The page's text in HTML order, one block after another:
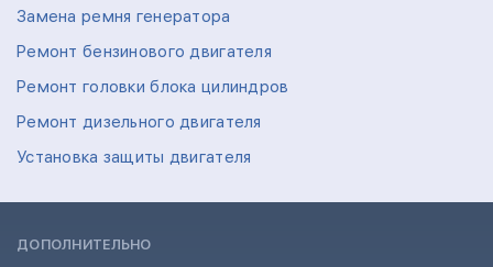
Замена ремня генератора
Ремонт бензинового двигателя
Ремонт головки блока цилиндров
Ремонт дизельного двигателя
Установка защиты двигателя
ДОПОЛНИТЕЛЬНО